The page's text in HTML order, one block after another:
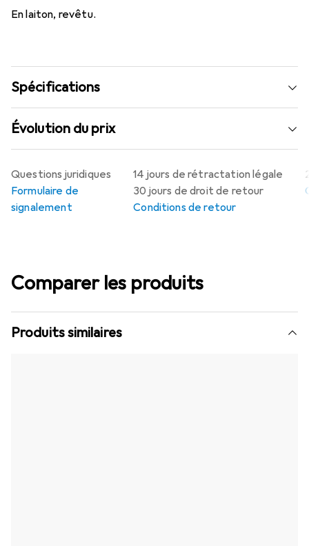
En laiton, revêtu.
Spécifications
Évolution du prix
14 jours de rétractation légale
30 jours de droit de retour
Conditions de retour
Questions juridiques
Formulaire de
signalement
Comparer les produits
Produits similaires